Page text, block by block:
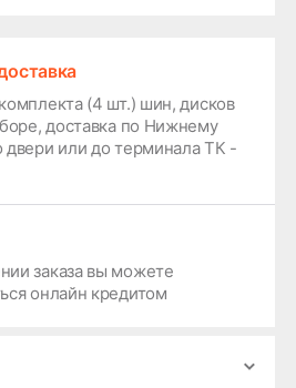
(4 шт.) шин, дисков
доставка по Нижнему
двери или до терминала ТК -
заказа вы можете
онлайн кредитом